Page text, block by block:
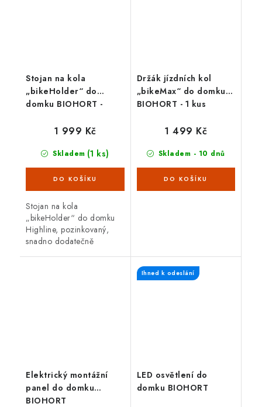
Stojan na kola
„bikeHolder“ do
domku BIOHORT -
Skladem (1 ks)
1 999 Kč
Stojan na kola
„bikeHolder“ do domku
Highline, pozinkovaný,
snadno dodatečně
Držák jízdních kol
„bikeMax“ do domku
BIOHORT - 1 kus
Skladem - 10 dnů
1 499 Kč
Elektrický montážní
panel do domku
BIOHORT
LED osvětlení do
domku BIOHORT
Ihned k odeslání